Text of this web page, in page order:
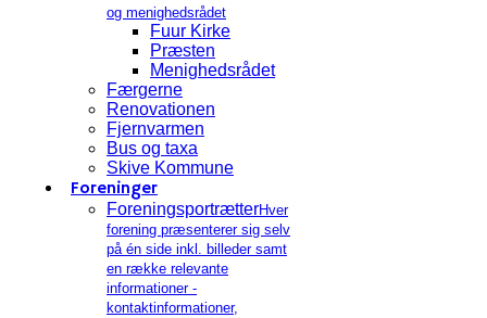
og menighedsrådet
Fuur Kirke
Præsten
Menighedsrådet
Færgerne
Renovationen
Fjernvarmen
Bus og taxa
Skive Kommune
Foreninger
ForeningsportrætterHver
forening præsenterer sig selv
på én side inkl. billeder samt
en række relevante
informationer -
kontaktinformationer,